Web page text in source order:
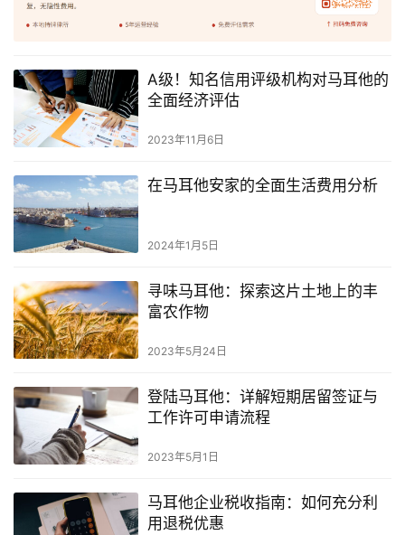
A级！知名信用评级机构对马耳他的
全面经济评估
2023年11月6日
在马耳他安家的全面生活费用分析
2024年1月5日
寻味马耳他：探索这片土地上的丰
富农作物
2023年5月24日
登陆马耳他：详解短期居留签证与
工作许可申请流程
2023年5月1日
马耳他企业税收指南：如何充分利
用退税优惠